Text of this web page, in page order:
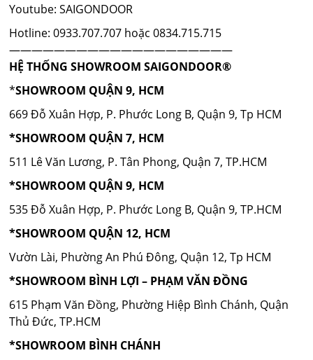
Youtube: SAIGONDOOR
Hotline: 0933.707.707 hoặc 0834.715.715
————————————————————
HỆ THỐNG SHOWROOM SAIGONDOOR®
*SHOWROOM QUẬN 9, HCM
669 Đỗ Xuân Hợp, P. Phước Long B, Quận 9, Tp HCM
*SHOWROOM QUẬN 7, HCM
511 Lê Văn Lương, P. Tân Phong, Quận 7, TP.HCM
*SHOWROOM QUẬN 9, HCM
535 Đỗ Xuân Hợp, P. Phước Long B, Quận 9, TP.HCM
*SHOWROOM QUẬN 12, HCM
Vườn Lài, Phường An Phú Đông, Quận 12, Tp HCM
*SHOWROOM BÌNH LỢI – PHẠM VĂN ĐỒNG
615 Phạm Văn Đồng, Phường Hiệp Bình Chánh, Quận
Thủ Đức, TP.HCM
*SHOWROOM BÌNH CHÁNH